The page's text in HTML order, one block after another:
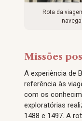
Rota da
Missões
A experiência de
referência às
com os
exploratórias
1488 e 1497. A